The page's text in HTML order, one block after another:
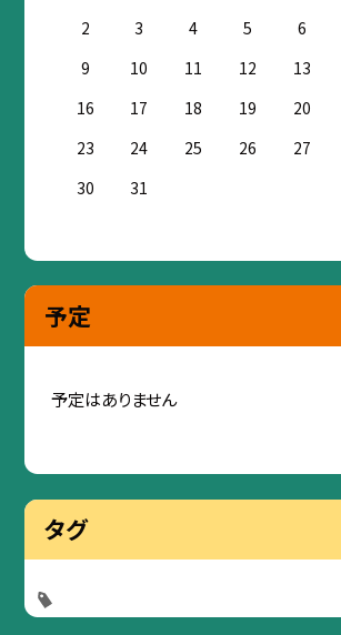
2
3 4 5 6
9
10 11 12 13
16
17 18 19 20
23
24 25 26 27
30
31
予定
予定はありません
タグ